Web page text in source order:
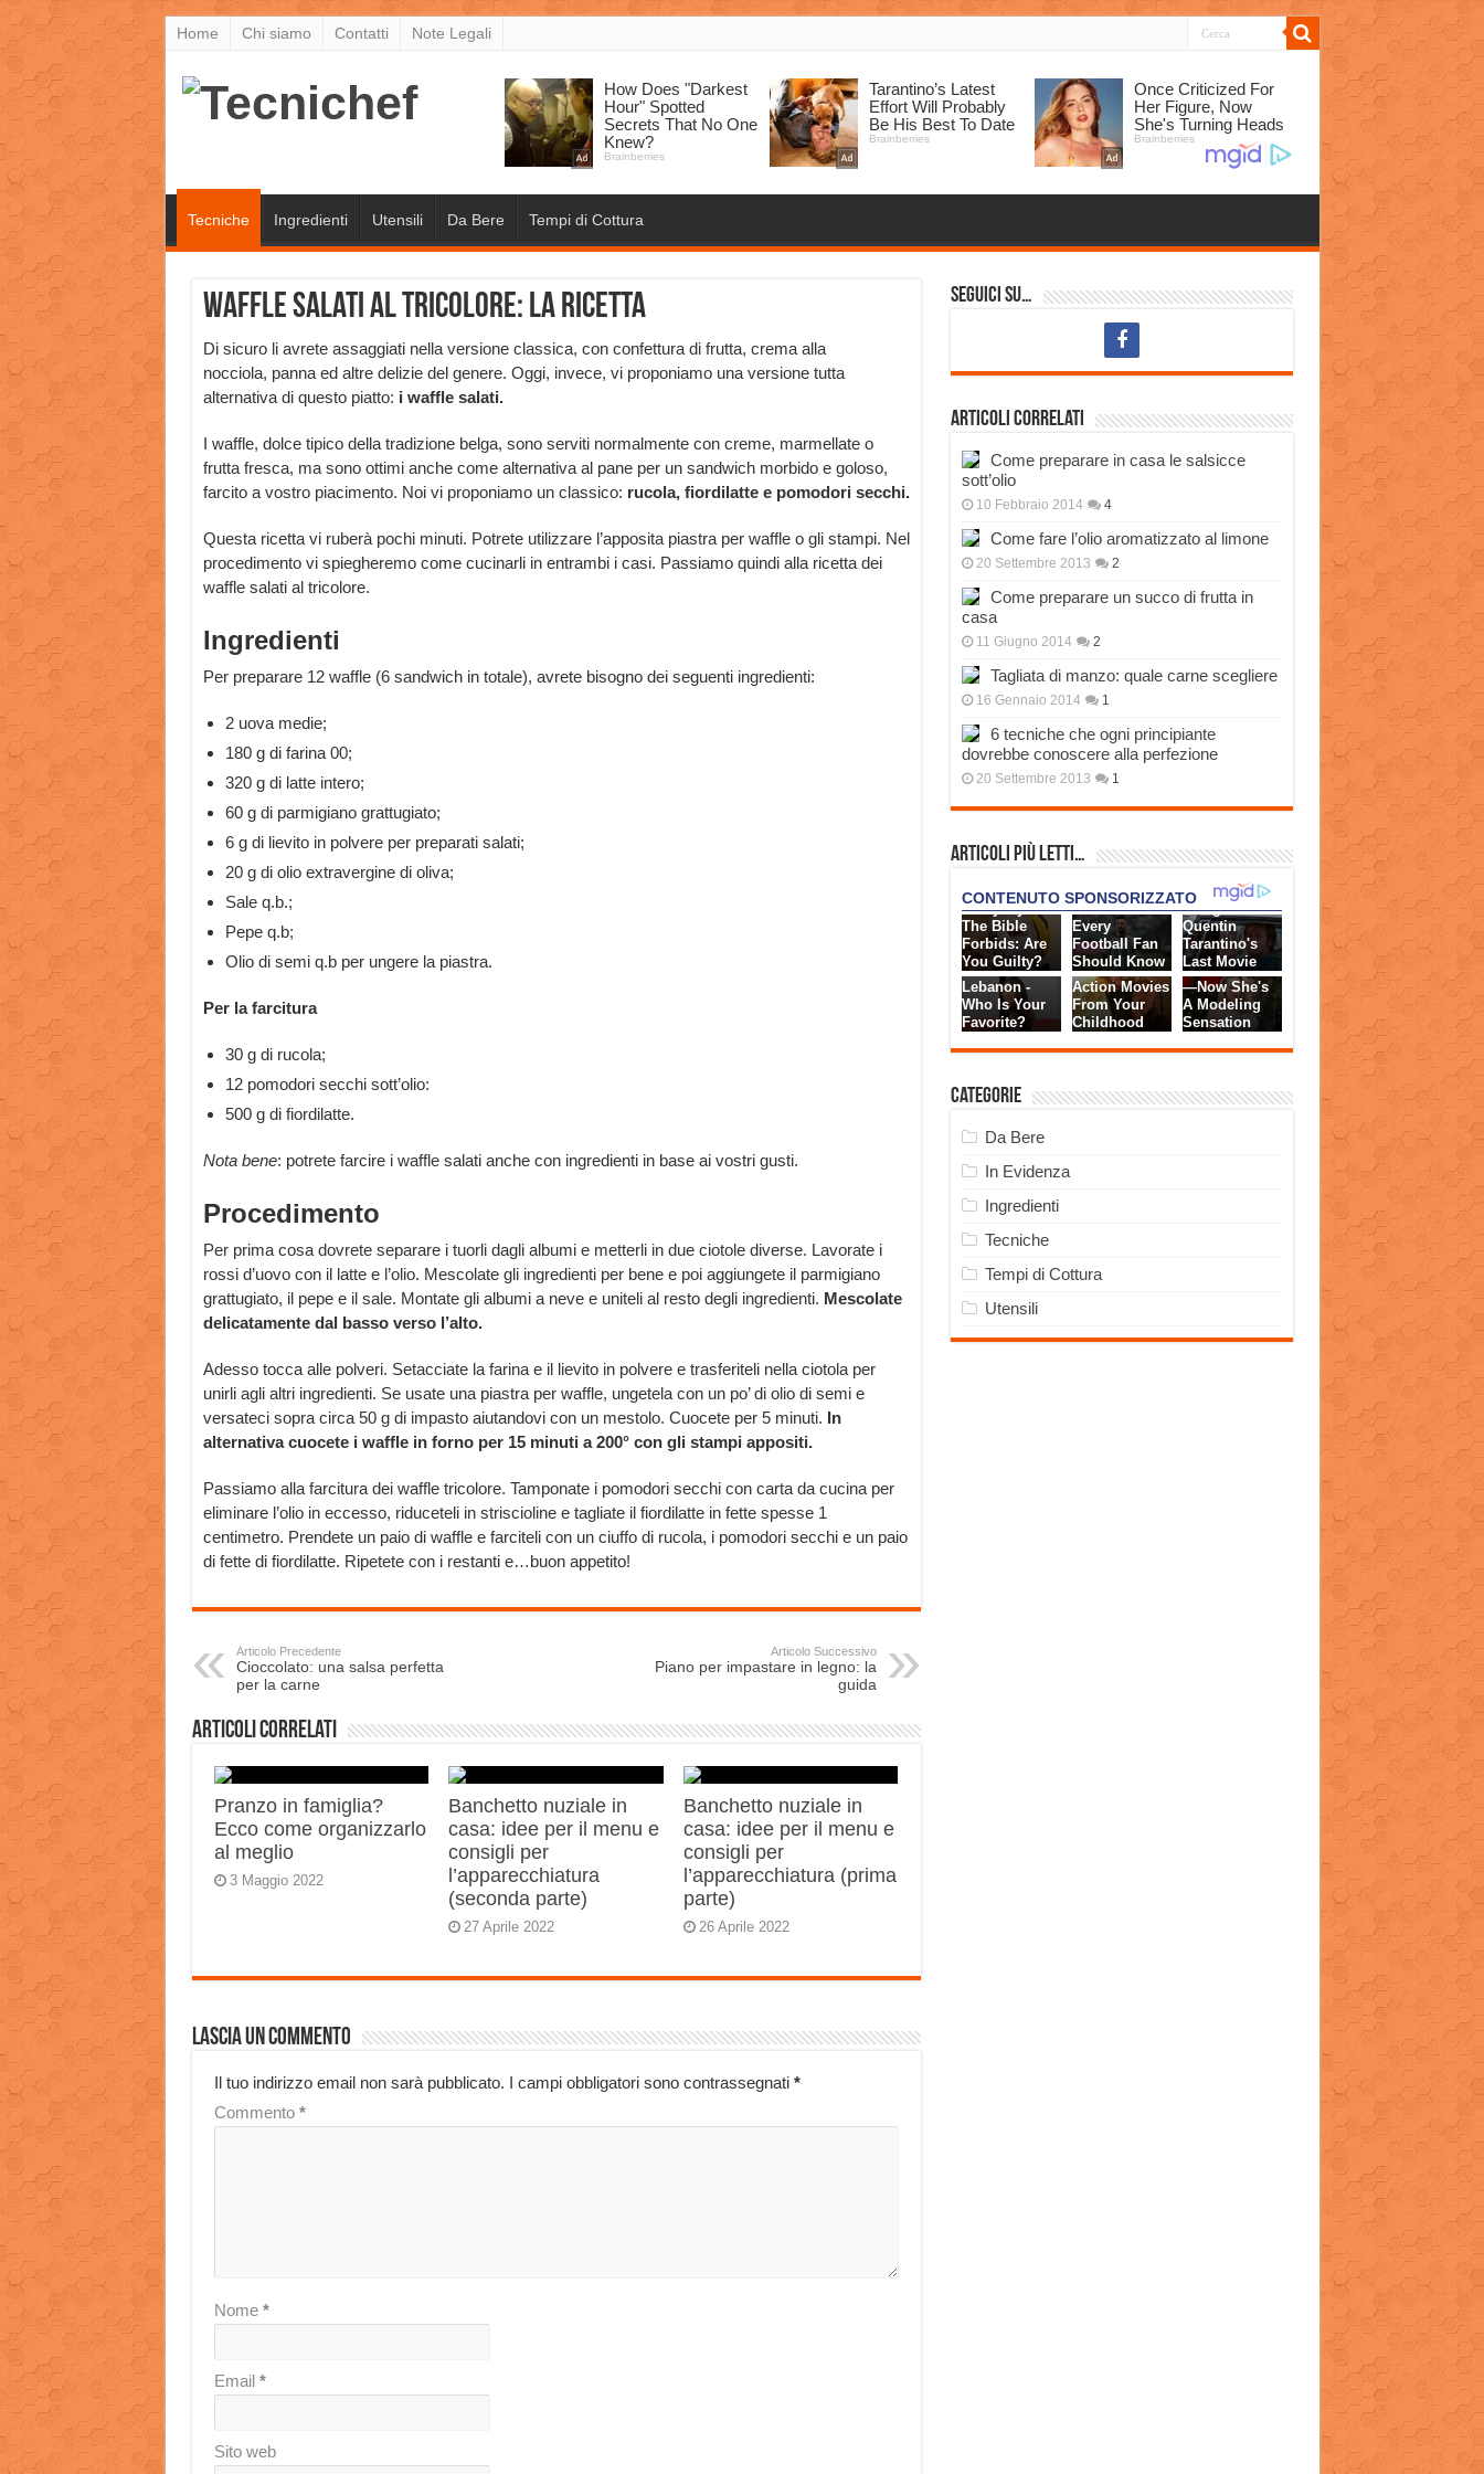
Home Chi siamo Contatti Note Legali
Tecniche Ingredienti Utensili Da Bere Tempi di Cottura
Waffle salati al tricolore: la ricetta
Di sicuro li avrete assaggiati nella versione classica, con confettura di frutta, crema alla
nocciola, panna ed altre delizie del genere. Oggi, invece, vi proponiamo una versione tutta
alternativa di questo piatto: i waffle salati.
I waffle, dolce tipico della tradizione belga, sono serviti normalmente con creme, marmellate o
frutta fresca, ma sono ottimi anche come alternativa al pane per un sandwich morbido e goloso,
farcito a vostro piacimento. Noi vi proponiamo un classico: rucola, fiordilatte e pomodori secchi.
Questa ricetta vi ruberà pochi minuti. Potrete utilizzare l’apposita piastra per waffle o gli stampi. Nel
procedimento vi spiegheremo come cucinarli in entrambi i casi. Passiamo quindi alla ricetta dei
waffle salati al tricolore.
Ingredienti
Per preparare 12 waffle (6 sandwich in totale), avrete bisogno dei seguenti ingredienti:
2 uova medie;
180 g di farina 00;
320 g di latte intero;
60 g di parmigiano grattugiato;
6 g di lievito in polvere per preparati salati;
20 g di olio extravergine di oliva;
Sale q.b.;
Pepe q.b;
Olio di semi q.b per ungere la piastra.
Per la farcitura
30 g di rucola;
12 pomodori secchi sott’olio:
500 g di fiordilatte.
Nota bene: potrete farcire i waffle salati anche con ingredienti in base ai vostri gusti.
Procedimento
Per prima cosa dovrete separare i tuorli dagli albumi e metterli in due ciotole diverse. Lavorate i
rossi d’uovo con il latte e l’olio. Mescolate gli ingredienti per bene e poi aggiungete il parmigiano
grattugiato, il pepe e il sale. Montate gli albumi a neve e uniteli al resto degli ingredienti. Mescolate
delicatamente dal basso verso l’alto.
Adesso tocca alle polveri. Setacciate la farina e il lievito in polvere e trasferiteli nella ciotola per
unirli agli altri ingredienti. Se usate una piastra per waffle, ungetela con un po’ di olio di semi e
versateci sopra circa 50 g di impasto aiutandovi con un mestolo. Cuocete per 5 minuti. In
alternativa cuocete i waffle in forno per 15 minuti a 200° con gli stampi appositi.
Passiamo alla farcitura dei waffle tricolore. Tamponate i pomodori secchi con carta da cucina per
eliminare l’olio in eccesso, riduceteli in striscioline e tagliate il fiordilatte in fette spesse 1
centimetro. Prendete un paio di waffle e farciteli con un ciuffo di rucola, i pomodori secchi e un paio
di fette di fiordilatte. Ripetete con i restanti e…buon appetito!
Articolo Precedente
Cioccolato: una salsa perfetta
per la carne
Articolo Successivo
Piano per impastare in legno: la
guida
Articoli correlati
Pranzo in famiglia?
Ecco come organizzarlo
al meglio
3 Maggio 2022
Banchetto nuziale in
casa: idee per il menu e
consigli per
l’apparecchiatura
(seconda parte)
27 Aprile 2022
Banchetto nuziale in
casa: idee per il menu e
consigli per
l’apparecchiatura (prima
parte)
26 Aprile 2022
Lascia un commento
Il tuo indirizzo email non sarà pubblicato. I campi obbligatori sono contrassegnati *
Commento *
Nome *
Email *
Sito web
Seguici su…
Articoli correlati
Come preparare in casa le salsicce
sott’olio
10 Febbraio 2014 4
Come fare l’olio aromatizzato al limone
20 Settembre 2013 2
Come preparare un succo di frutta in
casa
11 Giugno 2014 2
Tagliata di manzo: quale carne scegliere
16 Gennaio 2014 1
6 tecniche che ogni principiante
dovrebbe conoscere alla perfezione
20 Settembre 2013 1
Articoli più Letti…
Categorie
Da Bere
In Evidenza
Ingredienti
Tecniche
Tempi di Cottura
Utensili